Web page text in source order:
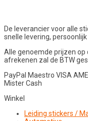
De leverancier voor alle
snelle levering,
Alle genoemde prijzen op
afrekenen zal de BTW
PayPal Maestro VISA
Mister Cash
Winkel
Leiding stickers /